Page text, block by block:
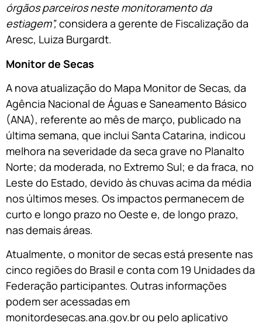
órgãos parceiros neste monitoramento da
estiagem”,considera a gerente de Fiscalização da
Aresc, Luiza Burgardt.
Monitor de Secas
A nova atualização do Mapa Monitor de Secas, da
Agência Nacional de Águas e Saneamento Básico
(ANA), referente ao mês de março, publicado na
última semana, que inclui Santa Catarina, indicou
melhora na severidade da seca grave no Planalto
Norte; da moderada, no Extremo Sul; e da fraca, no
Leste do Estado, devido às chuvas acima da média
nos últimos meses. Os impactos permanecem de
curto e longo prazo no Oeste e, de longo prazo,
nas demais áreas.
Atualmente, o monitor de secas está presente nas
cinco regiões do Brasil e conta com 19 Unidades da
Federação participantes. Outras informações
podem ser acessadas em
monitordesecas.ana.gov.br ou pelo aplicativo